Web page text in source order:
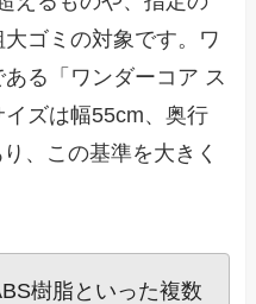
ゴミの対象です。ワ
る「ワンダーコア ス
ズは幅55cm、奥行
、この基準を大きく
樹脂といった複数